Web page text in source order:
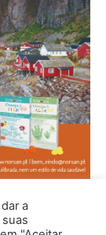
a